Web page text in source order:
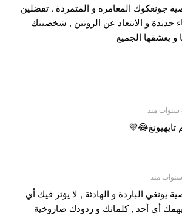
جونغكوك المغامرة و المتمردة . تفضلين
جديدة و الابتعاد عن الروتين , شخصيتك
و يعشقها الجميع
تايهيونغ😂💜
يونغي الباردة و الهادئة , لا يؤثر فيك أي
أي أحد , كلماتك و ردودك صاروخية